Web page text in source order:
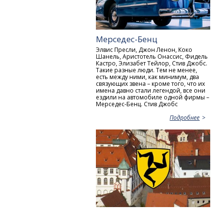
Мерседес-Бенц
Элвис Пресли, Джон Ленон, Коко
Шанель, Аристотель Онассис, Фидель
Кастро, Элизабет Тейлор, Стив Джобс.
Такие разные люди. Тем не менее,
есть между ними, как минимум, два
связующих звена – кроме того, что их
имена давно стали легендой, все они
ездили на автомобиле одной фирмы –
Мерседес-Бенц. Стив Джобс
Подробнее